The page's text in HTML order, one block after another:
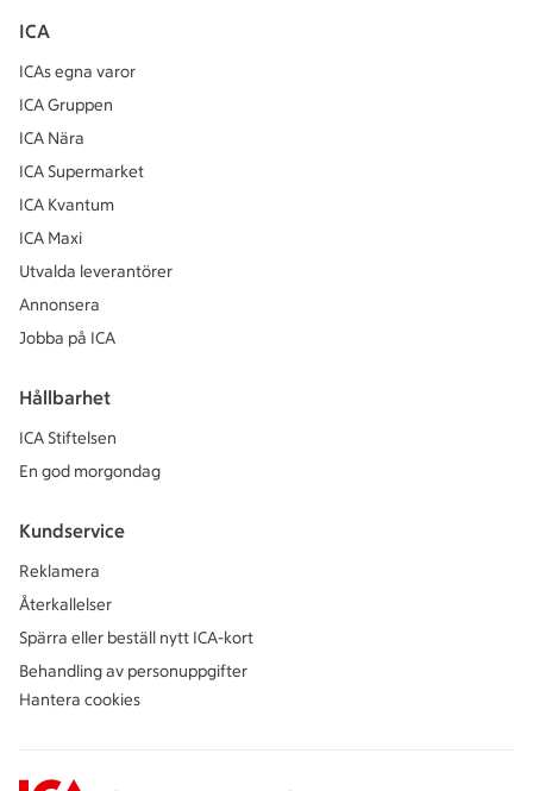
ICA
ICAs egna varor
ICA Gruppen
ICA Nära
ICA Supermarket
ICA Kvantum
ICA Maxi
Utvalda leverantörer
Annonsera
Jobba på ICA
Hållbarhet
ICA Stiftelsen
En god morgondag
Kundservice
Reklamera
Återkallelser
Spärra eller beställ nytt ICA-kort
Behandling av personuppgifter
Hantera cookies